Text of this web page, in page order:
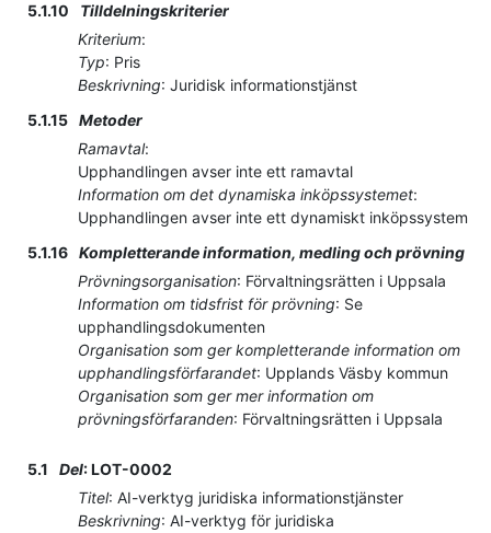
5.1.10
Tilldelningskriterier
Kriterium:
Typ: Pris
Beskrivning: Juridisk informationstjänst
5.1.15 Metoder
Ramavtal:
Upphandlingen avser inte ett ramavtal
Information om det dynamiska inköpssystemet:
Upphandlingen avser inte ett dynamiskt inköpssystem
5.1.16 Kompletterande information, medling och prövning
Prövningsorganisation: Förvaltningsrätten i Uppsala
Information om tidsfrist för prövning: Se
upphandlingsdokumenten
Organisation som ger kompletterande information om
upphandlingsförfarandet: Upplands Väsby kommun
Organisation som ger mer information om
prövningsförfaranden: Förvaltningsrätten i Uppsala
5.1 Del:LOT-0002
Titel: AI-verktyg juridiska informationstjänster
Beskrivning: AI-verktyg för juridiska